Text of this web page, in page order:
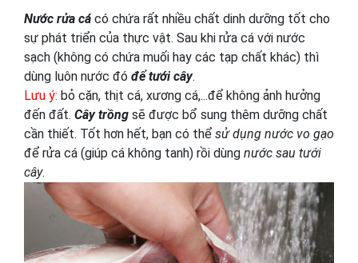
Nước rửa cá có chứa rất nhiều chất dinh dưỡng tốt cho
sự phát triển của thực vật. Sau khi rửa cá với nước
sạch (không có chứa muối hay các tạp chất khác) thì
dùng luôn nước đó để tưới cây.
Lưu ý: bỏ cặn, thịt cá, xương cá,...để không ảnh hưởng
đến đất. Cây trồng sẽ được bổ sung thêm dưỡng chất
cần thiết. Tốt hơn hết, bạn có thể sử dụng nước vo gạo
để rửa cá (giúp cá không tanh) rồi dùng nước sau tưới
cây.